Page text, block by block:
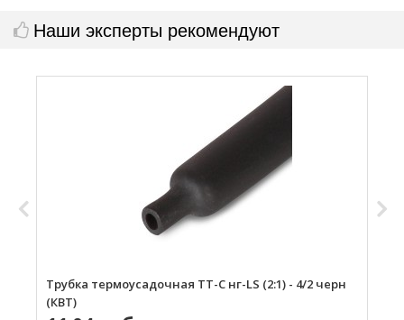
Наши эксперты рекомендуют
Трубка термоусадочная ТТ-С нг-LS (2:1) - 4/2 черн
(КВТ)